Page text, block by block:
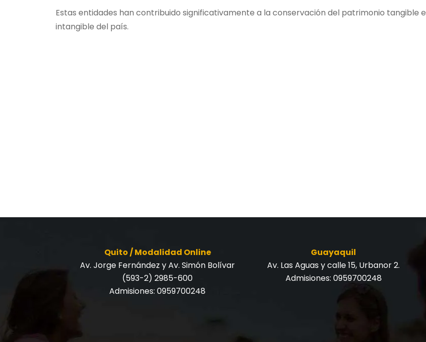
Estas entidades han contribuido significativamente a la conservación del patrimonio tangible e
intangible del país.
Quito / Modalidad Online
Av. Jorge Fernández y Av. Simón Bolívar
(593-2) 2985-600
Admisiones:0959700248
Guayaquil
Av. Las Aguas y calle 15, Urbanor 2.
Admisiones: 0959700248